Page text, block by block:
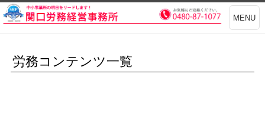
MENU
労務コンテンツ一覧